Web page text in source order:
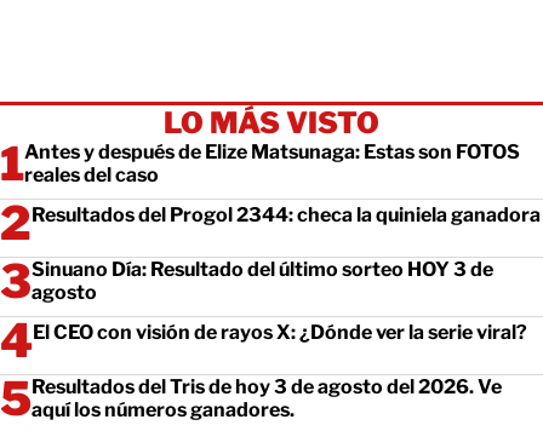
LO MÁS VISTO
Antes y después de Elize Matsunaga: Estas son FOTOS
reales del caso
Resultados del Progol 2344: checa la quiniela ganadora
Sinuano Día: Resultado del último sorteo HOY 3 de
agosto
El CEO con visión de rayos X: ¿Dónde ver la serie viral?
Resultados del Tris de hoy 3 de agosto del 2026. Ve
aquí los números ganadores.